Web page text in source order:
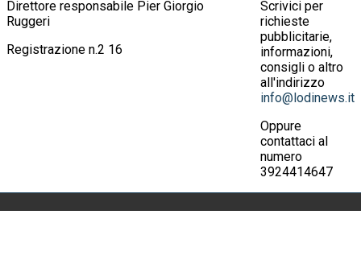
Direttore responsabile Pier Giorgio
Ruggeri
Registrazione n.2 16
Scrivici per
richieste
pubblicitarie,
informazioni,
consigli o altro
all'indirizzo
info@lodinews.it
Oppure
contattaci al
numero
3924414647